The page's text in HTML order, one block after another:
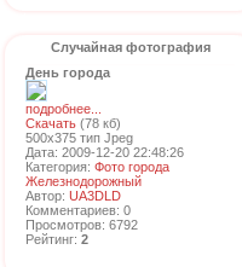
Случайная фотография
День города
подробнее...
Скачать (78 кб)
500x375 тип Jpeg
Дата: 2009-12-20 22:48:26
Категория: Фото города
Железнодорожный
Автор: UA3DLD
Комментариев: 0
Просмотров: 6792
Рейтинг: 2